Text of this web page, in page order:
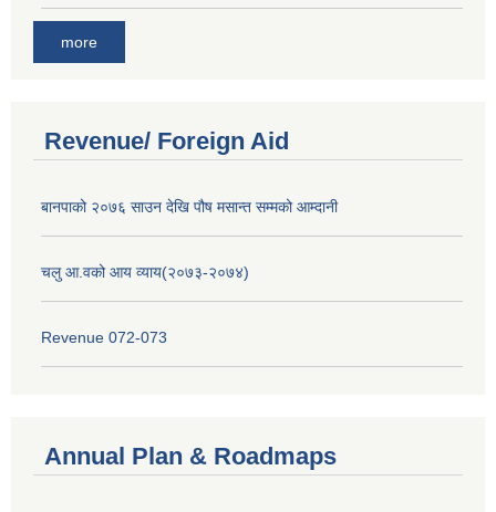
more
Revenue/ Foreign Aid
बानपाको २०७६ साउन देखि पौष मसान्त सम्मको आम्दानी
चलु आ.वको आय व्याय(२०७३-२०७४)
Revenue 072-073
Annual Plan & Roadmaps